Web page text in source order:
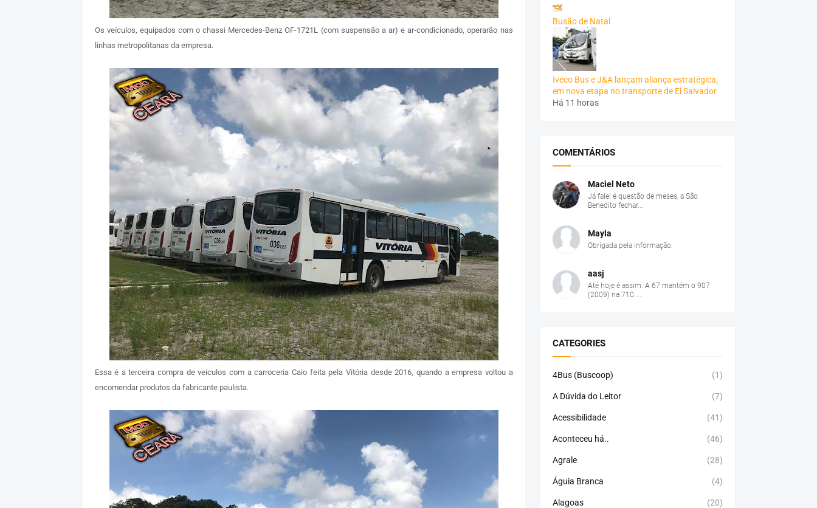
Os veículos, equipados com o chassi Mercedes-Benz OF-1721L (com suspensão a ar) e ar-condicionado, operarão nas
linhas metropolitanas da empresa.
Essa é a terceira compra de veículos com a carroceria Caio feita pela Vitória desde 2016, quando a empresa voltou a
encomendar produtos da fabricante paulista.
Busão de Natal
Iveco Bus e J&A lançam aliança estratégica,
em nova etapa no transporte de El Salvador
Há 11 horas
COMENTÁRIOS
Maciel Neto
Já falei é questão de meses, a São
Benedito fechar...
Mayla
Obrigada pela informação.
aasj
Até hoje é assim. A 67 mantém o 907
(2009) na 710....
CATEGORIES
4Bus (Buscoop) (1)
A Dúvida do Leitor (7)
Acessibilidade (41)
Aconteceu há.. (46)
Agrale (28)
Águia Branca (4)
Alagoas (20)